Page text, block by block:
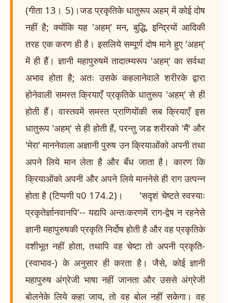
(गीता 13। 5)।जड प्रकृतिके धातुरूप अहम् में कोई दोष
नहीं है; क्योंकि यह 'अहम्' मन, बुद्धि, इन्द्रियों आदिकी
तरह एक करण ही है। इसलिये सम्पूर्ण दोष माने हुए 'अहम्'
में ही हैं। ज्ञानी महापुरुषमें तादात्म्यरूप 'अहम्' का सर्वथा
अभाव होता है; अतः उसके कहलानेवाले शरीरके द्वारा
होनेवाली समस्त क्रियाएँ प्रकृतिके धातुरूप 'अहम्' से ही
होती हैं। वास्तवमें समस्त प्राणियोंकी सब क्रियाएँ इस
धातुरूप 'अहम्' से ही होती हैं, परन्तु जड शरीरको 'मैं' और
'मेरा' माननेवाला अज्ञानी पुरुष उन क्रियाओंको अपनी तथा
अपने लिये मान लेता है और बँध जाता है। कारण कि
क्रियाओंको अपनी और अपने लिये माननेसे ही राग उत्पन्न
होता है (टिप्पणी प0 174.2)। 'सदृशं चेष्टते स्वस्याः
प्रकृतेर्ज्ञानवानपि'-- यद्यपि अन्तःकरणमें राग-द्वेष न रहनेसे
ज्ञानी महापुरुषकी प्रकृति निर्दोष होती है और वह प्रकृतिके
वशीभूत नहीं होता, तथापि वह चेष्टा तो अपनी प्रकृति-
(स्वाभाव-) के अनुसार ही करता है। जैसे, कोई ज्ञानी
महापुरुष अंग्रेजी भाषा नहीं जानता और उससे अंग्रेजी
बोलनेके लिये कहा जाय, तो वह बोल नहीं सकेगा। वह